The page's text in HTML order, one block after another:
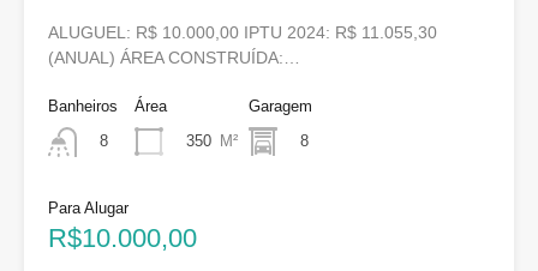
ALUGUEL: R$ 10.000,00 IPTU 2024: R$ 11.055,30
(ANUAL) ÁREA CONSTRUÍDA:…
Banheiros
8
Área
350 M²
Garagem
8
Para Alugar
R$10.000,00